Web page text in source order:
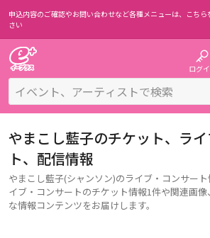
申込内容のご確認やお問い合わせなど各種メニューは、 こち
さい
ログ
やまこし藍子のチケット、ラ
ト、配信情報
やまこし藍子(シャンソン)のライブ・コンサー
イブ・コンサートのチケット情報1件や関連画
な情報コンテンツをお届けします。